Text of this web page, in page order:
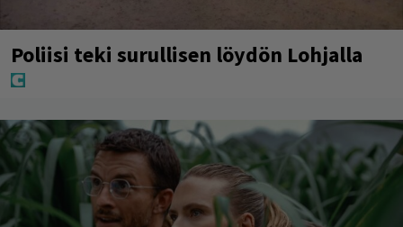
Poliisi teki surullisen löydön Lohjalla